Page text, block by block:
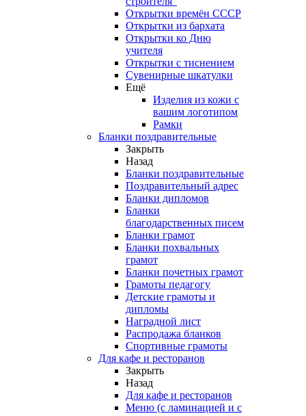
Открытки времён СССР
Открытки из бархата
Открытки ко Дню
учителя
Открытки с тиснением
Сувенирные шкатулки
Ещё
Изделия из кожи с
вашим логотипом
Рамки
Бланки поздравительные
Закрыть
Назад
Бланки поздравительные
Поздравительный адрес
Бланки дипломов
Бланки
благодарственных писем
Бланки грамот
Бланки похвальных
грамот
Бланки почетных грамот
Грамоты педагогу
Детские грамоты и
дипломы
Наградной лист
Распродажа бланков
Спортивные грамоты
Для кафе и ресторанов
Закрыть
Назад
Для кафе и ресторанов
Меню (с ламинацией и с